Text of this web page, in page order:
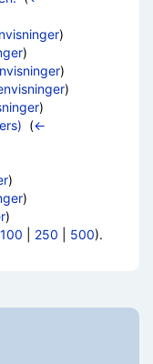
)
)
)
)
)
(←
)
)
)
100 250 500).